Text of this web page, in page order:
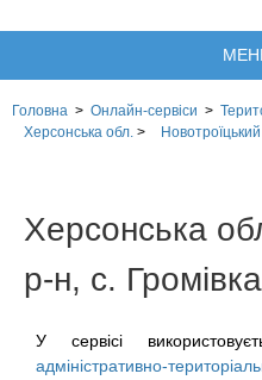
Головна > Онлайн-сервіси >
Херсонська обл. >
Херсонська
р-н, с. Громівка
У сервісі
адміністративно-